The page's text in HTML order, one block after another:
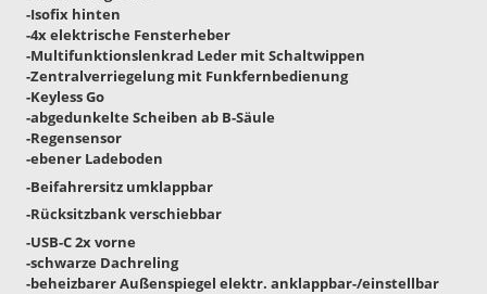
-Isofix hinten
-4x elektrische Fensterheber
-Multifunktionslenkrad Leder mit Schaltwippen
-Zentralverriegelung mit Funkfernbedienung
-Keyless Go
-abgedunkelte Scheiben ab B-Säule
-Regensensor
-ebener Ladeboden
-Beifahrersitz umklappbar
-Rücksitzbank verschiebbar
-USB-C 2x vorne
-schwarze Dachreling
-beheizbarer Außenspiegel elektr. anklappbar-/einstellbar